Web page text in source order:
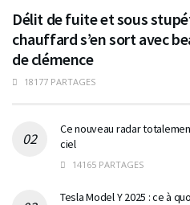
Délit de fuite et sous
chauffard s’en sort avec
de clémence
18177 PARTAGES
Ce nouveau radar
ciel
14165 PARTAGES
Tesla Model Y 2025 : ce à